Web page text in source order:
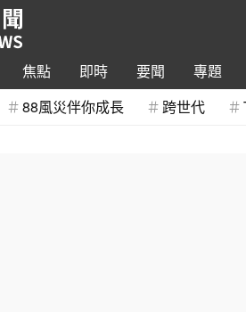
焦點 即時 要聞 專題
88風災伴你成長 跨世代